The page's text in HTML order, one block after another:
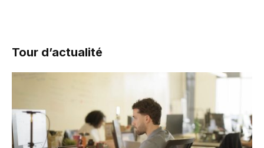
Tour d’actualité